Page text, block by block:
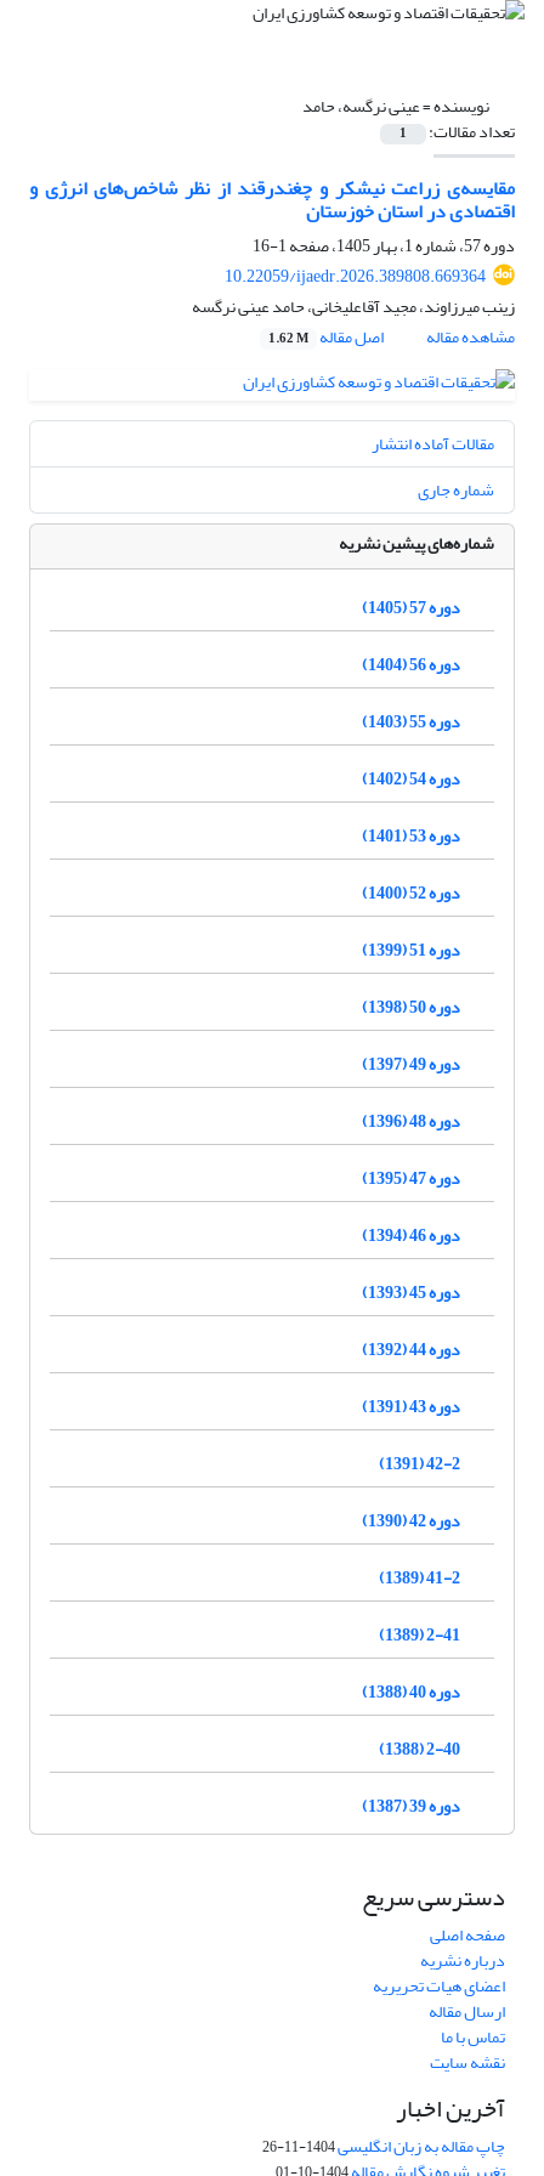
نویسنده =عینی نرگسه، حامد
تعداد مقالات: 1
مقایسه‌ی زراعت نیشکر و چغندرقند از نظر شاخص‌های انرژی و
اقتصادی در استان خوزستان
دوره 57، شماره 1، بهار 1405، صفحه
1-16
10.22059/ijaedr.2026.389808.669364
زینب میرزاوند، مجید آقاعلیخانی، حامد عینی نرگسه
مشاهده مقاله
اصل مقاله 1.62 M
مقالات آماده انتشار
شماره جاری
شماره‌های پیشین نشریه
دوره 57 (1405)
دوره 56 (1404)
دوره 55 (1403)
دوره 54 (1402)
دوره 53 (1401)
دوره 52 (1400)
دوره 51 (1399)
دوره 50 (1398)
دوره 49 (1397)
دوره 48 (1396)
دوره 47 (1395)
دوره 46 (1394)
دوره 45 (1393)
دوره 44 (1392)
دوره 43 (1391)
42-2 (1391)
دوره 42 (1390)
41-2 (1389)
2-41 (1389)
دوره 40 (1388)
2-40 (1388)
دوره 39 (1387)
دسترسی سریع
صفحه اصلی
درباره نشریه
اعضای هیات تحریریه
ارسال مقاله
تماس با ما
نقشه سایت
آخرین اخبار
چاپ مقاله به زبان انگلیسی1404-11-26